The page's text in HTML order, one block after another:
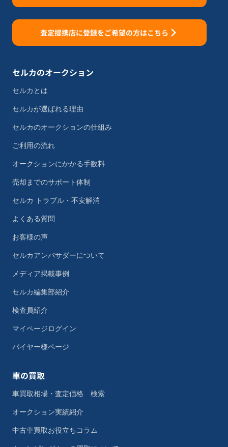
査定提携店に登録をご希望の方はこちら
セルカのオークション
セルカとは
セルカが選ばれる理由
セルカのオークションの仕組み
ご利用の流れ
オークションにかかる手数料
売却までのサポート体制
セルカ トラブル・不安解消
よくある質問
お客様の声
セルカアンバサダーについて
メディア掲載事例
セルカ編集部紹介
検査員紹介
マイページログイン
バイヤー様ページ
車の買取
車買取相場・査定価格 検索
オークション実績紹介
中古車買取お役立ちコラム